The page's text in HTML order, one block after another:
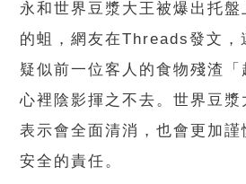
永和世界豆漿大王被爆出托
的蛆，網友在Threads發文，
疑似前一位客人的食物殘渣
心裡陰影揮之不去。世界豆漿
表示會全面清消，也會更加謹
安全的責任。